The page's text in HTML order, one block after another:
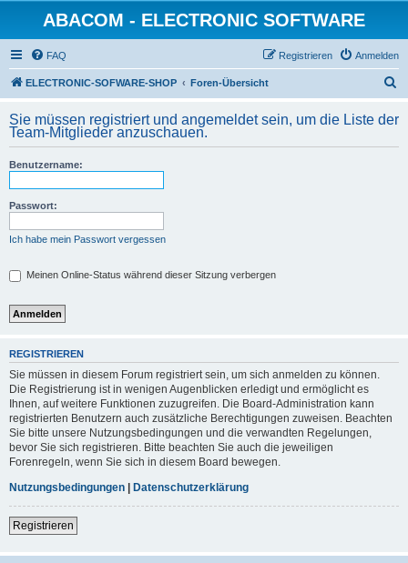
ABACOM - ELECTRONIC SOFTWARE
FAQ Anmelden
Registrieren
ELECTRONIC-SOFWARE-SHOP Foren-Übersicht
h
Sie müssen registriert und angemeldet sein, um die Liste der
Team-Mitglieder anzuschauen.
Benutzername:
Passwort:
Ich habe mein Passwort vergessen
Meinen Online-Status während dieser Sitzung verbergen
REGISTRIEREN
Sie müssen in diesem Forum registriert sein, um sich anmelden zu können.
Die Registrierung ist in wenigen Augenblicken erledigt und ermöglicht es
Ihnen, auf weitere Funktionen zuzugreifen. Die Board-Administration kann
registrierten Benutzern auch zusätzliche Berechtigungen zuweisen. Beachten
Sie bitte unsere Nutzungsbedingungen und die verwandten Regelungen,
bevor Sie sich registrieren. Bitte beachten Sie auch die jeweiligen
Forenregeln, wenn Sie sich in diesem Board bewegen.
Nutzungsbedingungen
Datenschutzerklärung
Registrieren